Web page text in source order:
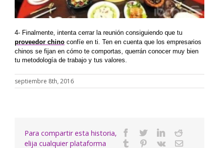
4- Finalmente, intenta cerrar la reunión consiguiendo que tu
proveedor chino confíe en ti. Ten en cuenta que los empresarios
chinos se fijan en cómo te comportas, querrán conocer muy bien
tu metodología de trabajo y tus valores.
septiembre 8th, 2016
Para compartir esta historia,
elija cualquier plataforma
Facebook
TwitterLinkedinReddit
TumblrPinterest
Vk Email